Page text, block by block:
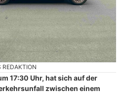
REDAKTION
17:30 Uhr, hat sich auf der
zwischen einem